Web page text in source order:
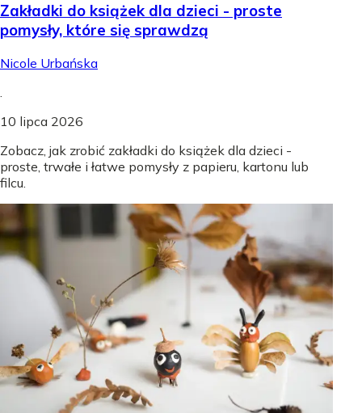
Zakładki do książek dla dzieci - proste
pomysły, które się sprawdzą
Nicole Urbańska
10 lipca 2026
Zobacz, jak zrobić zakładki do książek dla dzieci -
proste, trwałe i łatwe pomysły z papieru, kartonu lub
filcu.